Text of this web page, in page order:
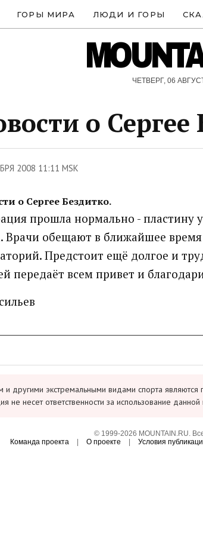
ГОРЫ МИРА ЛЮДИ И ГОРЫ
ЧЕТВЕРГ, 06
о Сергее
2008 11:11 MSK
о Сергее Бездитко.
прошла нормально - пластину
Врачи обещают в ближайшее
Предстоит ещё долгое и
передаёт всем привет и
и другими экстремальными видами спорта
не несет ответственности за использование
© 1999-2026 MOUNTAIN.RU.
Команда проекта
О проекте Условия